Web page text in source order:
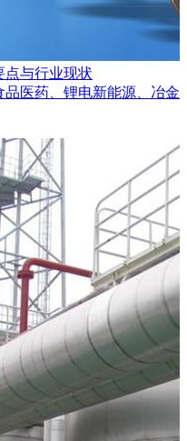
点与行业现状
医药、锂电新能源、冶金